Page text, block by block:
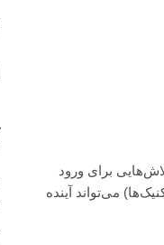
برای ورود
می‌تواند آینده